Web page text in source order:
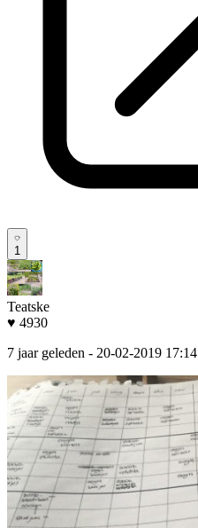
1
Teatske
♥ 4930
7 jaar geleden - 20-02-2019 17:14